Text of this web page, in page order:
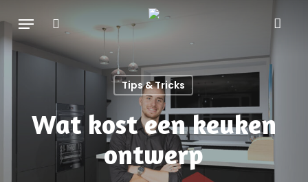
main
search
Menu
Tips & Tricks
Wat kost een keuken
ontwerp